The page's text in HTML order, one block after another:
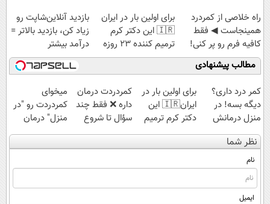
‌راه خلاصی از کمردرد
همینجاست ◀ فقط
کافیه فرم رو پر کنی!
برای اولین بار در ایران
🇮🇷 این دکتر کرم
ترمیم کننده 23 روزه
ساخت!
بازدید آنلاین‌شاپت رو
زیاد کن، بازدید بالاتر =
درآمد بیشتر
مطالب پیشنهادی
کمر درد داری؟
دیگه بسه! در
منزل درمانش
کن
(◀پرسش‌نامه)
برای اولین بار در
ایران🇮🇷 این
دکتر کرم ترمیم
کننده 23 روزه
ساخت!
‌کمردردت درمان
داره ❌ فقط چند
سؤال تا شروع
بهبودی فاصله‌
داری!
میخوای
کمردردت رو "در
منزل" درمان
کنی؟ (◂فیلم +
◂پرسش‌نامه)
نظر شما
نام
ایمیل